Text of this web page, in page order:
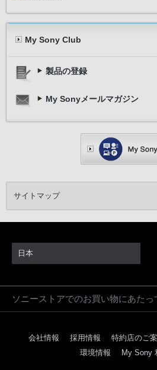
My Sony Club
製品の登録
My Sonyメールマガジン
サイトマップ
日本
ソニーストアでのお買い物にあたっ
会社情報 採用情報 特約店のご
環境情報
My Sony